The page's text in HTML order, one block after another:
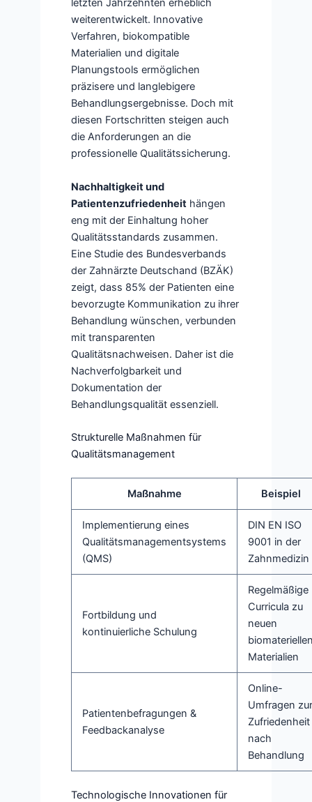
letzten Jahrzehnten erheblich
weiterentwickelt. Innovative
Verfahren, biokompatible
Materialien und digitale
Planungstools ermöglichen
präzisere und langlebigere
Behandlungsergebnisse. Doch mit
diesen Fortschritten steigen auch
die Anforderungen an die
professionelle Qualitätssicherung.
Nachhaltigkeit und
Patientenzufriedenheit hängen
eng mit der Einhaltung hoher
Qualitätsstandards zusammen.
Eine Studie des Bundesverbands
der Zahnärzte Deutschand (BZÄK)
zeigt, dass 85% der Patienten eine
bevorzugte Kommunikation zu ihrer
Behandlung wünschen, verbunden
mit transparenten
Qualitätsnachweisen. Daher ist die
Nachverfolgbarkeit und
Dokumentation der
Behandlungsqualität essenziell.
Strukturelle Maßnahmen für
Qualitätsmanagement
Maßnahme Beispiel
Implementierung eines
Qualitätsmanagementsystems
(QMS)
DIN EN ISO
9001 in der
Zahnmedizin
Fortbildung und
kontinuierliche Schulung
Regelmäßige
Curricula zu
neuen
Materialien
Patientenbefragungen &
Feedbackanalyse
Online-
Umfragen zur
Zufriedenheit
nach
Behandlung
Technologische Innovationen für